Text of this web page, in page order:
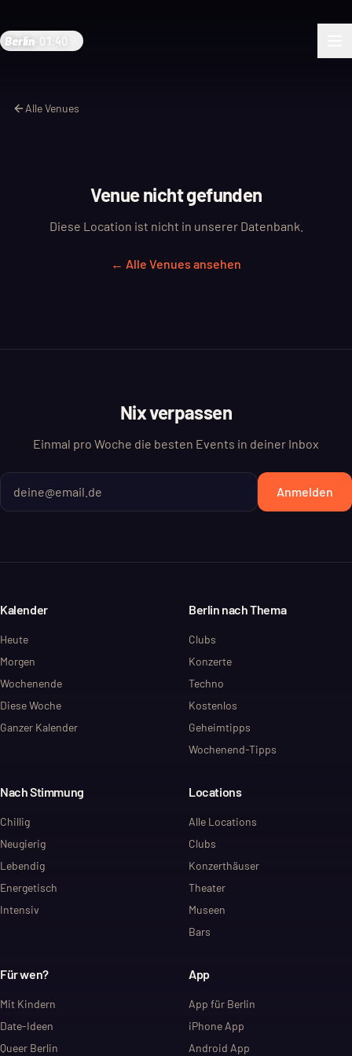
Berlin 01:40
Alle Venues
Venue nicht gefunden
Diese Location ist nicht in unserer Datenbank.
← Alle Venues ansehen
Nix verpassen
Einmal pro Woche die besten Events in deiner Inbox
Anmelden
Kalender
Heute
Morgen
Wochenende
Diese Woche
Ganzer Kalender
Berlin nach Thema
Clubs
Konzerte
Techno
Kostenlos
Geheimtipps
Wochenend-Tipps
Nach Stimmung
Chillig
Neugierig
Lebendig
Energetisch
Intensiv
Locations
Alle Locations
Clubs
Konzerthäuser
Theater
Museen
Bars
Für wen?
Mit Kindern
Date-Ideen
Queer Berlin
App
App für Berlin
iPhone App
Android App